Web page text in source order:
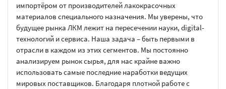
импортёром от производителей лакокрасочных
материалов специального назначения. Мы уверены, что
будущее рынка ЛКМ лежит на пересечении науки, digital-
технологий и сервиса. Наша задача – быть первыми в
отрасли в каждом из этих сегментов. Мы постоянно
анализируем рынок сырья, для нас крайне важно
использовать самые последние наработки ведущих
мировых поставщиков. Благодаря плотной работе с